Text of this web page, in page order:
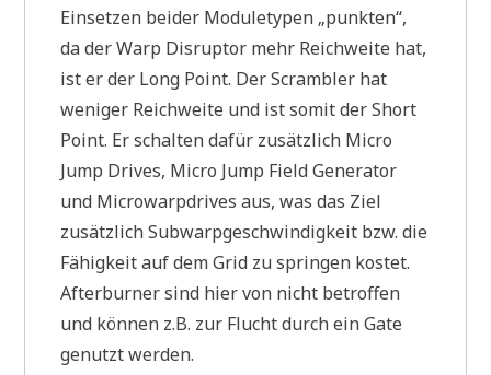
Einsetzen beider Moduletypen „punkten“,
da der Warp Disruptor mehr Reichweite hat,
ist er der Long Point. Der Scrambler hat
weniger Reichweite und ist somit der Short
Point. Er schalten dafür zusätzlich Micro
Jump Drives, Micro Jump Field Generator
und Microwarpdrives aus, was das Ziel
zusätzlich Subwarpgeschwindigkeit bzw. die
Fähigkeit auf dem Grid zu springen kostet.
Afterburner sind hier von nicht betroffen
und können z.B. zur Flucht durch ein Gate
genutzt werden.